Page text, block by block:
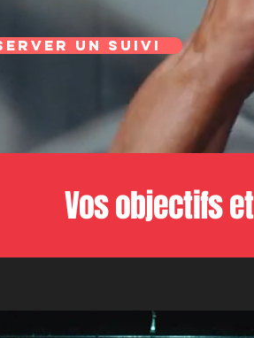
UN SUIVI
Vos objectifs